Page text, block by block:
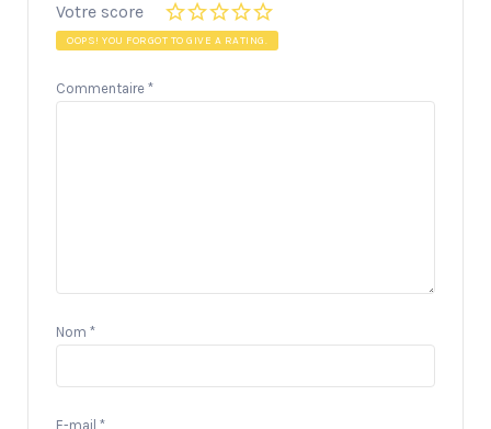
Votre score
OOPS! YOU FORGOT TO GIVE A RATING.
Commentaire *
Nom *
E-mail *